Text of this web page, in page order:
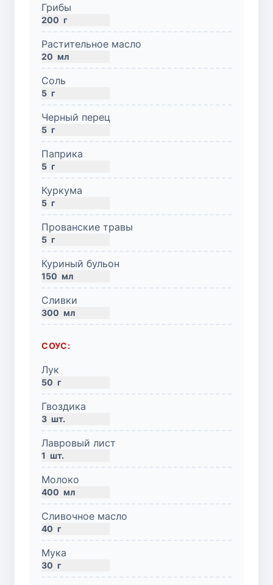
Грибы
200 г
Растительное масло
20 мл
Соль
5 г
Черный перец
5 г
Паприка
5 г
Куркума
5 г
Прованские травы
5 г
Куриный бульон
150 мл
Сливки
300 мл
СОУС:
Лук
50 г
Гвоздика
3 шт.
Лавровый лист
1 шт.
Молоко
400 мл
Сливочное масло
40 г
Мука
30 г